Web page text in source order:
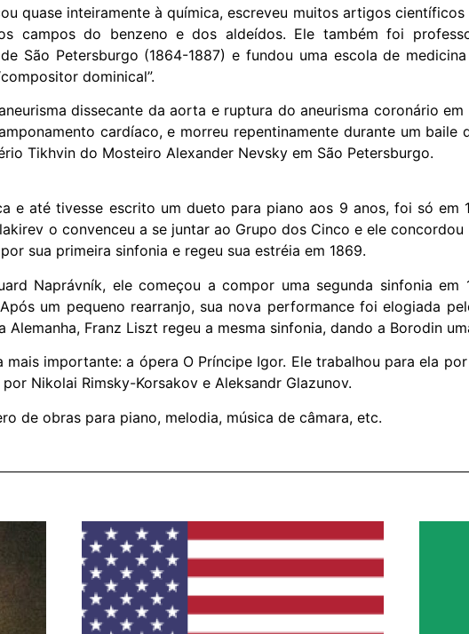
quase inteiramente à química, escreveu muitos artigos científicos
campos do benzeno e dos aldeídos. Ele também foi
São Petersburgo (1864-1887) e fundou uma escola de
dominical”.
dissecante da aorta e ruptura do aneurisma coronário em
cardíaco, e morreu repentinamente durante um baile
Tikhvin do Mosteiro Alexander Nevsky em São Petersburgo.
e até tivesse escrito um dueto para piano aos 9 anos, foi só em
o convenceu a se juntar ao Grupo dos Cinco e ele
sua primeira sinfonia e regeu sua estréia em 1869.
Naprávník, ele começou a compor uma segunda sinfonia em
um pequeno rearranjo, sua nova performance foi elogiada
Alemanha, Franz Liszt regeu a mesma sinfonia, dando a Borodin
importante: a ópera O Príncipe Igor. Ele trabalhou para ela
Nikolai Rimsky-Korsakov e Aleksandr Glazunov.
de obras para piano, melodia, música de câmara, etc.